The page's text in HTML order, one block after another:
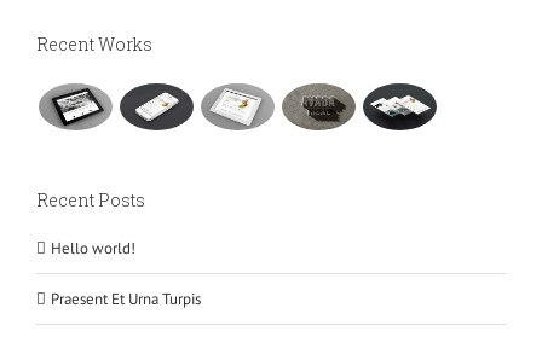
Recent Works
Recent Posts
Hello world!
Praesent Et Urna Turpis